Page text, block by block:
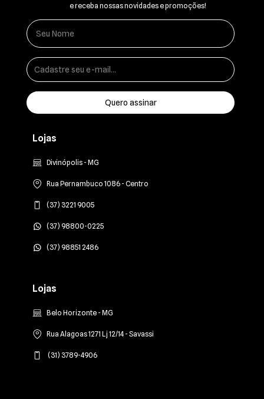
e receba nossas novidades e promoções!
Lojas
Divinópolis - MG
Rua Pernambuco 1086 - Centro
(37) 3221 9005
(37) 98800-0225
(37) 98851 2486
Lojas
Belo Horizonte - MG
Rua Alagoas 1271 Lj 12/14 - Savassi
(31) 3789-4906